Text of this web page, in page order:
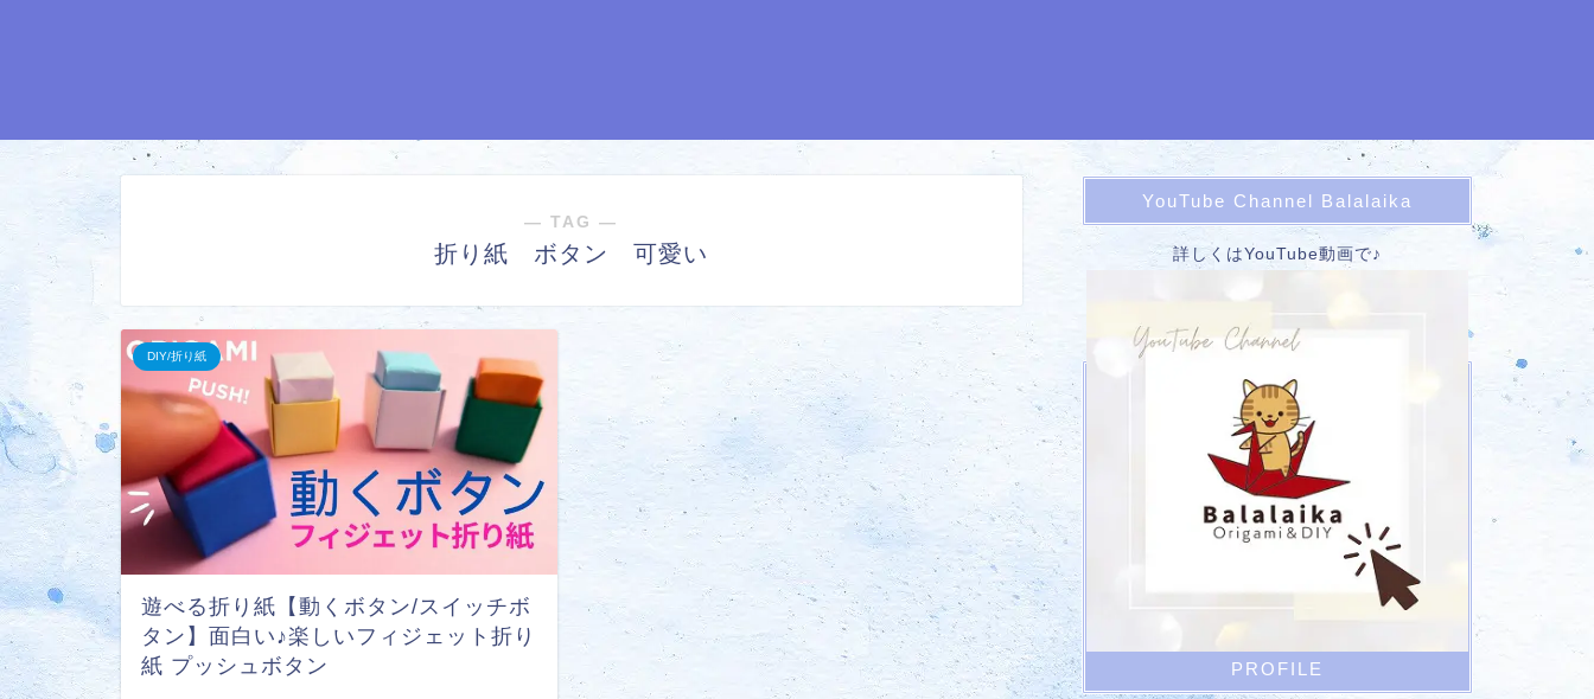
― TAG ―
折り紙 ボタン 可愛い
DIY/折り紙
遊べる折り紙【動くボタン/スイッチボ
タン】面白い♪楽しいフィジェット折り
紙 プッシュボタン
YouTube Channel Balalaika
詳しくはYouTube動画で♪
PROFILE